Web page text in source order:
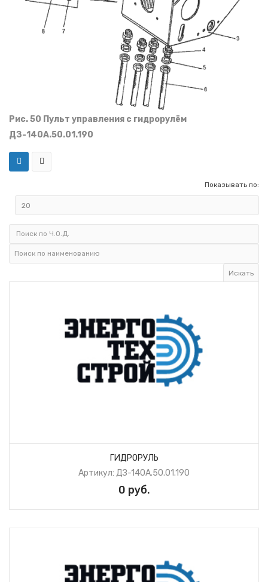
Рис. 50 Пульт управления с гидрорулём
ДЗ-140А.50.01.190
Показывать по:
ГИДРОРУЛЬ
Артикул: ДЗ-140А.50.01.190
0 руб.